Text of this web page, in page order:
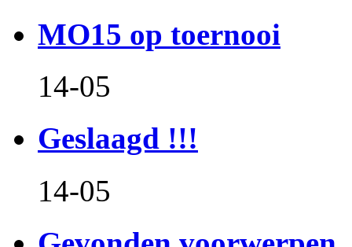
MO15 op toernooi
14-05
Geslaagd !!!
14-05